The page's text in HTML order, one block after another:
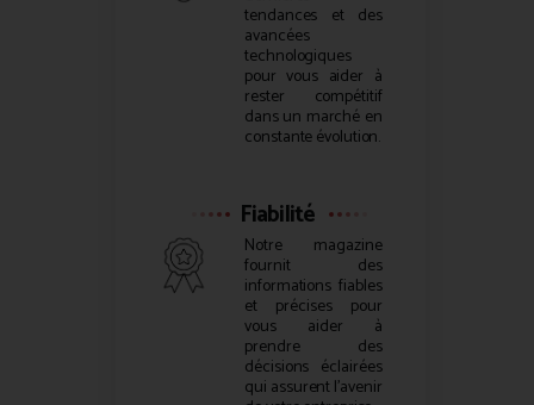
tendances et des
avancées
technologiques
pour vous aider à
rester compétitif
dans un marché en
constante évolution.
Fiabilité
Notre magazine
fournit des
informations fiables
et précises pour
vous aider à
prendre des
décisions éclairées
qui assurent l’avenir